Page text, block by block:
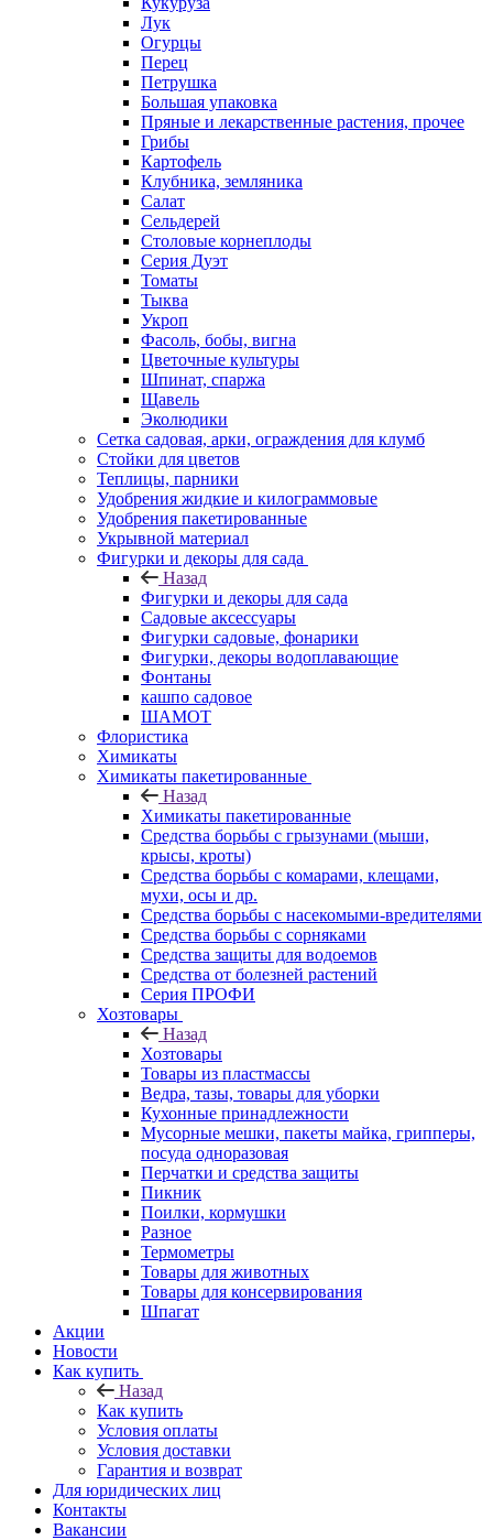
Лук
Огурцы
Перец
Петрушка
Большая упаковка
Пряные и лекарственные растения, прочее
Грибы
Картофель
Клубника, земляника
Салат
Сельдерей
Столовые корнеплоды
Серия Дуэт
Томаты
Тыква
Укроп
Фасоль, бобы, вигна
Цветочные культуры
Шпинат, спаржа
Щавель
Эколюдики
Сетка садовая, арки, ограждения для клумб
Стойки для цветов
Теплицы, парники
Удобрения жидкие и килограммовые
Удобрения пакетированные
Укрывной материал
Фигурки и декоры для сада
Назад
Фигурки и декоры для сада
Садовые аксессуары
Фигурки садовые, фонарики
Фигурки, декоры водоплавающие
Фонтаны
кашпо садовое
ШАМОТ
Флористика
Химикаты
Химикаты пакетированные
Назад
Химикаты пакетированные
Средства борьбы с грызунами (мыши,
крысы, кроты)
Средства борьбы с комарами, клещами,
мухи, осы и др.
Средства борьбы с насекомыми-вредителями
Средства борьбы с сорняками
Средства защиты для водоемов
Средства от болезней растений
Серия ПРОФИ
Хозтовары
Назад
Хозтовары
Товары из пластмассы
Ведра, тазы, товары для уборки
Кухонные принадлежности
Мусорные мешки, пакеты майка, грипперы,
посуда одноразовая
Перчатки и средства защиты
Пикник
Поилки, кормушки
Разное
Термометры
Товары для животных
Товары для консервирования
Шпагат
Акции
Новости
Как купить
Назад
Как купить
Условия оплаты
Условия доставки
Гарантия и возврат
Для юридических лиц
Контакты
Вакансии